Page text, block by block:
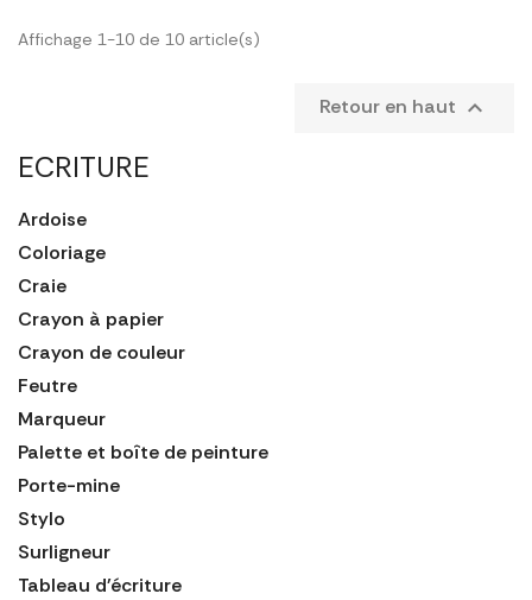
ECRITURE
Ardoise
Coloriage
Craie
Crayon à papier
Crayon de couleur
Feutre
Marqueur
Palette et boîte de peinture
Porte-mine
Stylo
Surligneur
Tableau d'écriture
Affichage 1-10 de 10 article(s)
Retour en haut 